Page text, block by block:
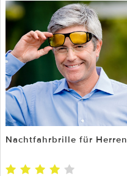
Nachtfahrbrille für Herren